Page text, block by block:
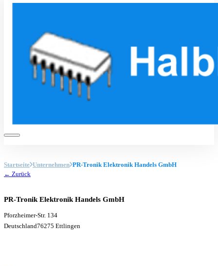
Startseite Unternehmen PR-Tronik Elektronik Handels GmbH
← Zurück
PR-Tronik Elektronik Handels GmbH
Pforzheimer-Str. 134
Deutschland76275 Ettlingen